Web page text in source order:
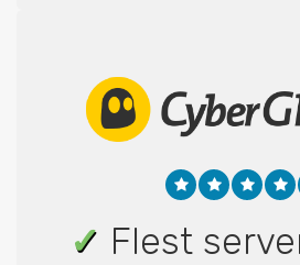
✓ Flest